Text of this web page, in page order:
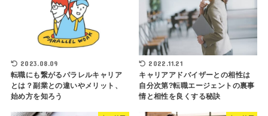
2023.08.09
転職にも繋がるパラレルキャリア
とは？副業との違いやメリット、
始め方を知ろう
2022.11.21
キャリアアドバイザーとの相性は
自分次第?転職エージェントの裏事
情と相性を良くする秘訣